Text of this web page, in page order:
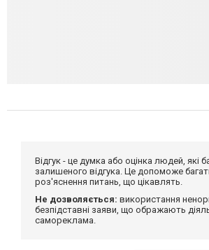
Відгук - це думка або оцінка людей,
залишеного відгука. Це допоможе
роз'яснення питань, що цікавлять.
Не дозволяється: використання
безпідставні заяви, що ображають
самореклама.